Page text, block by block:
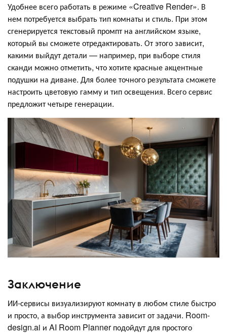
Удобнее всего работать в режиме «Creative Render». В
нем потребуется выбрать тип комнаты и стиль. При этом
сгенерируется текстовый промпт на английском языке,
который вы сможете отредактировать. От этого зависит,
какими выйдут детали — например, при выборе стиля
сканди можно отметить, что хотите красные акцентные
подушки на диване. Для более точного результата сможете
настроить цветовую гамму и тип освещения. Всего сервис
предложит четыре генерации.
Заключение
ИИ-сервисы визуализируют комнату в любом стиле быстро
и просто, а выбор инструмента зависит от задачи. Room-
design.ai и AI Room Planner подойдут для простого